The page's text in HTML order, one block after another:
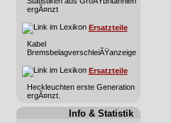
ergÃ¤nzt
Ersatzteile
Kabel
BremsbelagverschleiÃŸanzeige
Ersatzteile
Heckleuchten erste Generation
ergÃ¤nzt.
Info & Statistik